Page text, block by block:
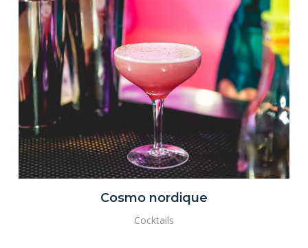
Cosmo nordique
Cocktails